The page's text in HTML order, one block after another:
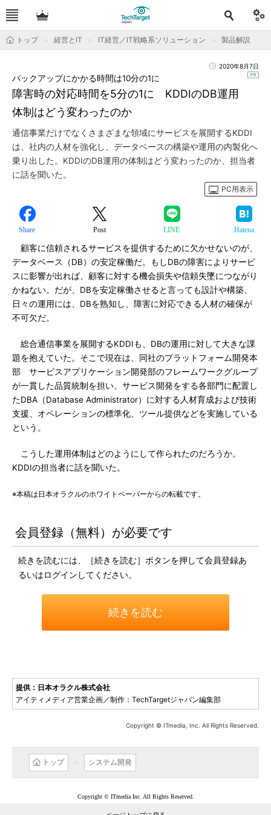
トップ 経営とIT IT経営／IT戦略系ソリューション 製品解説
2020年8月7日
障害時の対応時間を5分の1に KDDIのDB運用
体制はどう変わったのか
バックアップにかかる時間は10分の1に
通信事業だけでなくさまざまな領域にサービスを展開するKDDI
は、社内の人材を強化し、データベースの構築や運用の内製化へ
乗り出した。KDDIのDB運用の体制はどう変わったのか、担当者
に話を聞いた。
PC用表示
Share Post LINE Hatena
顧客に信頼されるサービスを提供するために欠かせないのが、
データベース（DB）の安定稼働だ。もしDBの障害によりサービ
スに影響が出れば、顧客に対する機会損失や信頼失墜につながり
かねない。だが、DBを安定稼働させると言っても設計や構築、
日々の運用には、DBを熟知し、障害に対応できる人材の確保が
不可欠だ。
総合通信事業を展開するKDDIも、DBの運用に対して大きな課
題を抱えていた。そこで現在は、同社のプラットフォーム開発本
部 サービスアプリケーション開発部のフレームワークグループ
が一貫した品質統制を担い、サービス開発をする各部門に配置し
たDBA（Database Administrator）に対する人材育成および技術
支援、オペレーションの標準化、ツール提供などを実施している
という。
こうした運用体制はどのようにして作られたのだろうか。
KDDIの担当者に話を聞いた。
※本稿は日本オラクルのホワイトペーパーからの転載です。
会員登録（無料）が必要です
続きを読むには、［続きを読む］ボタンを押して会員登録あ
るいはログインしてください。
続きを読む
提供：日本オラクル株式会社
アイティメディア営業企画／制作：TechTargetジャパン編集部
Copyright © ITmedia, Inc. All Rights Reserved.
トップ システム開発
Copyright © ITmedia Inc. All Rights Reserved.